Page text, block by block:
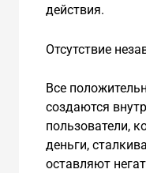
действия.
Отсутствие
Все
создаются
пользователи,
деньги,
оставляют